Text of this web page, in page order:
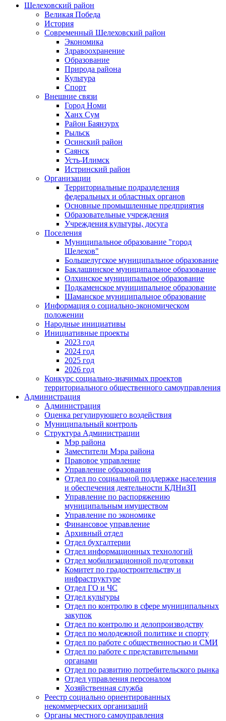
Шелеховский район
Великая Победа
История
Современный Шелеховский район
Экономика
Здравоохранение
Образование
Природа района
Культура
Спорт
Внешние связи
Город Номи
Ханх Сум
Район Баянзурх
Рыльск
Осинский район
Саянск
Усть-Илимск
Истринский район
Организации
Территориальные подразделения
федеральных и областных органов
Основные промышленные предприятия
Образовательные учреждения
Учреждения культуры, досуга
Поселения
Муниципальное образование "город
Шелехов"
Большелугское муниципальное образование
Баклашинское муниципальное образование
Олхинское муниципальное образование
Подкаменское муниципальное образование
Шаманское муниципальное образование
Информация о социально-экономическом
положении
Народные инициативы
Инициативные проекты
2023 год
2024 год
2025 год
2026 год
Конкурс социально-значимых проектов
территориального общественного самоуправления
Администрация
Администрация
Оценка регулирующего воздействия
Муниципальный контроль
Структура Администрации
Мэр района
Заместители Мэра района
Правовое управление
Управление образования
Отдел по социальной поддержке населения
и обеспечения деятельности КДНиЗП
Управление по распоряжению
муниципальным имуществом
Управление по экономике
Финансовое управление
Архивный отдел
Отдел бухгалтерии
Отдел информационных технологий
Отдел мобилизационной подготовки
Комитет по градостроительству и
инфраструктуре
Отдел ГО и ЧС
Отдел культуры
Отдел по контролю в сфере муниципальных
закупок
Отдел по контролю и делопроизводству
Отдел по молодежной политике и спорту
Отдел по работе с общественностью и СМИ
Отдел по работе с представительными
органами
Отдел по развитию потребительского рынка
Отдел управления персоналом
Хозяйственная служба
Реестр социально ориентированных
некоммерческих организаций
Органы местного самоуправления